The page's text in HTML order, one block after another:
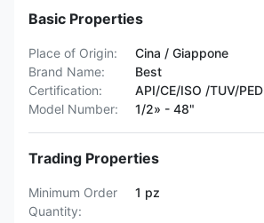
Basic Properties
Place of Origin:
Cina / Giappone
Brand Name:
Best
Certification:
API/CE/ISO /TUV/PED
Model Number:
1/2» - 48"
Trading Properties
Minimum Order
Quantity:
1 pz